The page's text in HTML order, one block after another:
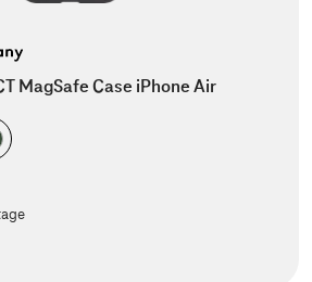
MagSafe Case iPhone Air